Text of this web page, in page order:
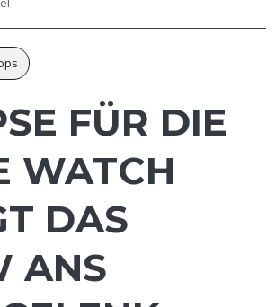
FÜR DIE
WATCH
DAS
ANS